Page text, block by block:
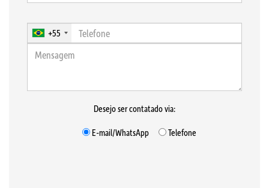
+55
Desejo ser contatado via:
E-mail/WhatsApp
Telefone